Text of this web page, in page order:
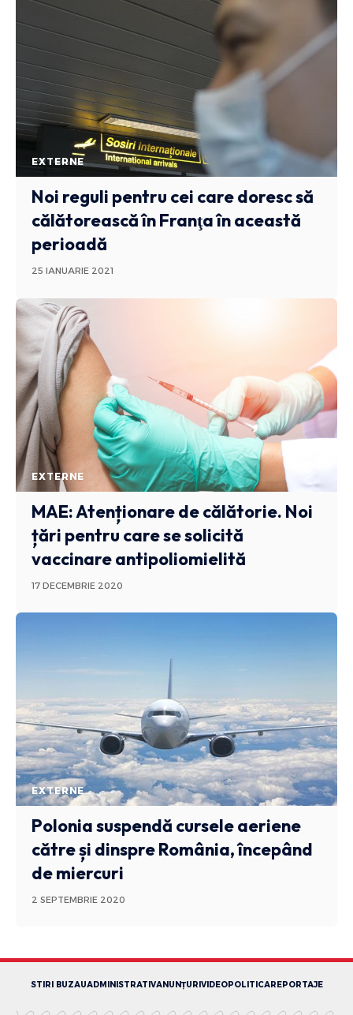
EXTERNE
Noi reguli pentru cei care doresc să
călătorească în Franţa în această
perioadă
25 IANUARIE 2021
EXTERNE
MAE: Atenționare de călătorie. Noi
țări pentru care se solicită
vaccinare antipoliomielită
17 DECEMBRIE 2020
EXTERNE
Polonia suspendă cursele aeriene
către și dinspre România, începând
de miercuri
2 SEPTEMBRIE 2020
STIRI BUZAUADMINISTRATIVANUNȚURI VIDEOPOLITICAREPORTAJE